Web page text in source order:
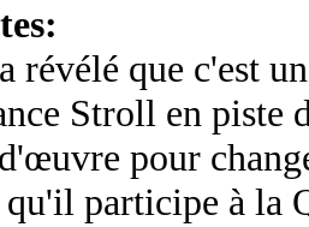
révélé que c'est
Stroll en piste
pour
participe à la